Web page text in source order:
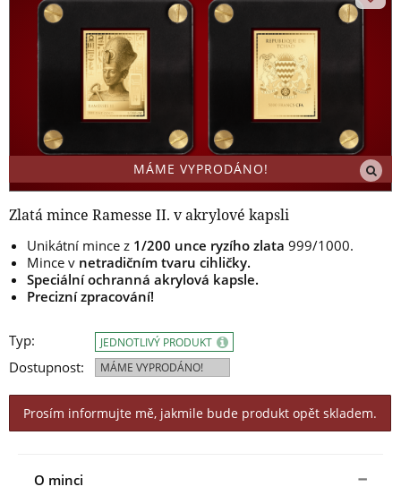
MÁME VYPRODÁNO!
Zlatá mince Ramesse II. v akrylové kapsli
Unikátní mince z 1/200 unce ryzího zlata 999/1000.
Mince v netradičním tvaru cihličky.
Speciální ochranná akrylová kapsle.
Precizní zpracování!
Typ:
Dostupnost:
JEDNOTLIVÝ PRODUKT
MÁME VYPRODÁNO!
Prosím informujte mě, jakmile bude produkt opět skladem.
O minci